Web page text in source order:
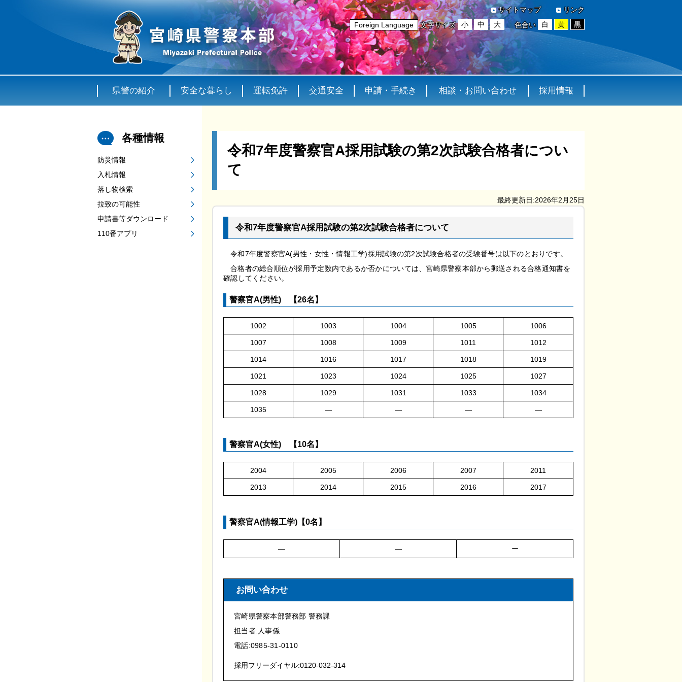
サイトマップ
リンク
Foreign Language
文字サイズ 小 中 大 色合い 白 黄 黒
県警の紹介 安全な暮らし 運転免許 交通安全 申請・手続き 相談・お問い合わせ 採用情報
令和7年度警察官A採用試験の第2次試験合格者につい
て
最終更新日:2026年2月25日
令和7年度警察官A採用試験の第2次試験合格者について
令和7年度警察官A(男性・女性・情報工学)採用試験の第2次試験合格者の受験番号は以下のとおりです。
合格者の総合順位が採用予定数内であるか否かについては、宮崎県警察本部から郵送される合格通知書を
確認してください。
警察官A(男性) 【26名】
1002 1003 1004 1005 1006
1007 1008 1009 1011 1012
1014 1016 1017 1018 1019
1021 1023 1024 1025 1027
1028 1029 1031 1033 1034
1035 ― ― ― ―
警察官A(女性) 【10名】
2004 2005 2006 2007 2011
2013 2014 2015 2016 2017
警察官A(情報工学)【0名】
― ― ー
お問い合わせ
宮崎県警察本部警務部 警務課
担当者:人事係
電話:0985-31-0110
採用フリーダイヤル:0120-032-314
各種情報
防災情報
入札情報
落し物検索
拉致の可能性
申請書等ダウンロード
110番アプリ